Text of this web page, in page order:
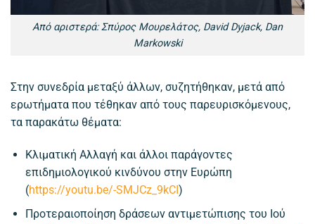
Από αριστερά: Σπύρος Μουρελάτος, David Dyjack, Dan
Markowski
Στην συνεδρία μεταξύ άλλων, συζητήθηκαν, μετά από
ερωτήματα που τέθηκαν από τους παρευρισκόμενους,
τα παρακάτω θέματα:
Κλιματική Αλλαγή και άλλοι παράγοντες
επιδημιολογικού κινδύνου στην Ευρώπη
(https://youtu.be/-SMJCz_9kCI)
Προτεραιοποίηση δράσεων αντιμετώπισης του Ιού